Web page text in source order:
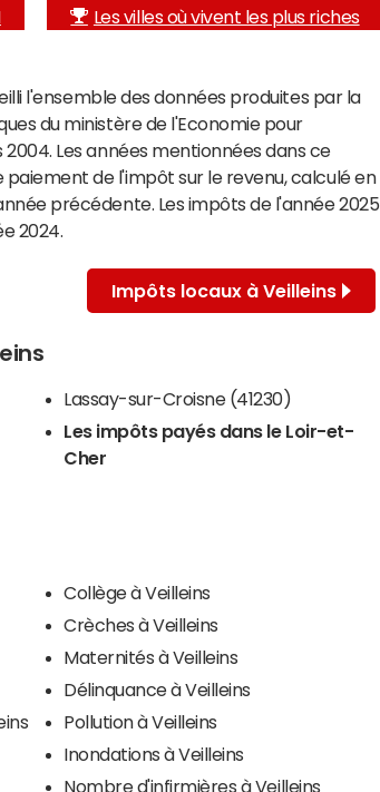
Les villes où vivent les plus riches
l'ensemble des données produites par la
du ministère de l'Economie pour
Les années mentionnées dans ce
de l'impôt sur le revenu, calculé en
précédente. Les impôts de l'année 2025
2024.
Impôts locaux à Veilleins
Lassay-sur-Croisne (41230)
Les impôts payés dans le Loir-et-
Cher
Collège à Veilleins
Crèches à Veilleins
Maternités à Veilleins
Délinquance à Veilleins
Pollution à Veilleins
Inondations à Veilleins
Nombre d'infirmières à Veilleins